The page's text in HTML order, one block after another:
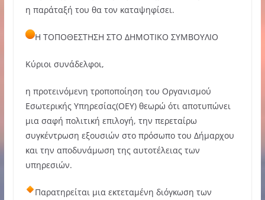
η παράταξή του θα τον καταψηφίσει.
Η ΤΟΠΟΘΕΣΤΗΣΗ ΣΤΟ ΔΗΜΟΤΙΚΟ ΣΥΜΒΟΥΛΙΟ
Κύριοι συνάδελφοι,
η προτεινόμενη τροποποίηση του Οργανισμού
Εσωτερικής Υπηρεσίας(ΟΕΥ) θεωρώ ότι αποτυπώνει
μια σαφή πολιτική επιλογή, την περεταίρω
συγκέντρωση εξουσιών στο πρόσωπο του Δήμαρχου
και την αποδυνάμωση της αυτοτέλειας των
υπηρεσιών.
Παρατηρείται μια εκτεταμένη διόγκωση των